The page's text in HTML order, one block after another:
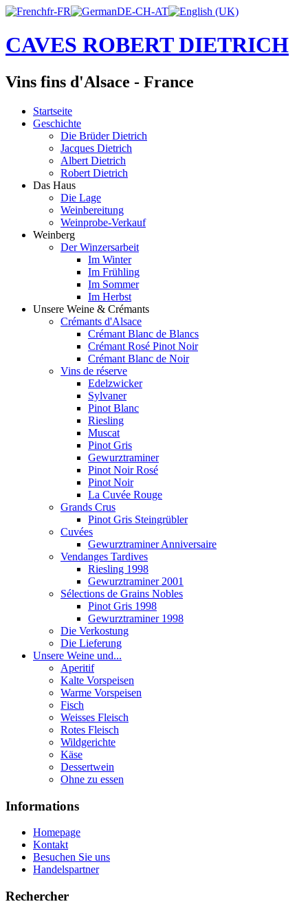
CAVES ROBERT DIETRICH
Vins fins d'Alsace - France
Startseite
Geschichte
Die Brüder Dietrich
Jacques Dietrich
Albert Dietrich
Robert Dietrich
Das Haus
Die Lage
Weinbereitung
Weinprobe-Verkauf
Weinberg
Der Winzersarbeit
Im Winter
Im Frühling
Im Sommer
Im Herbst
Unsere Weine & Crémants
Crémants d'Alsace
Crémant Blanc de Blancs
Crémant Rosé Pinot Noir
Crémant Blanc de Noir
Vins de réserve
Edelzwicker
Sylvaner
Pinot Blanc
Riesling
Muscat
Pinot Gris
Gewurztraminer
Pinot Noir Rosé
Pinot Noir
La Cuvée Rouge
Grands Crus
Pinot Gris Steingrübler
Cuvées
Gewurztraminer Anniversaire
Vendanges Tardives
Riesling 1998
Gewurztraminer 2001
Sélections de Grains Nobles
Pinot Gris 1998
Gewurztraminer 1998
Die Verkostung
Die Lieferung
Unsere Weine und...
Aperitif
Kalte Vorspeisen
Warme Vorspeisen
Fisch
Weisses Fleisch
Rotes Fleisch
Wildgerichte
Käse
Dessertwein
Ohne zu essen
Informations
Homepage
Kontakt
Besuchen Sie uns
Handelspartner
Rechercher